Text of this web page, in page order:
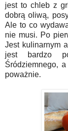
jest to chleb z
dobrą oliwą,
Ale to co
nie musi. Po
Jest kulinarnym
jest bardzo
Śródziemnego,
poważnie.